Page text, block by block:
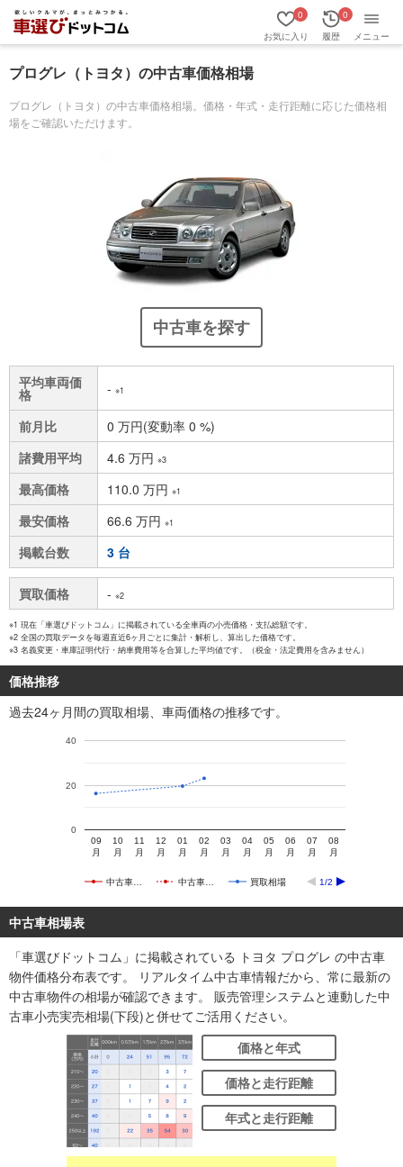
お気に入り
0
履歴
0
メニュー
プログレ（トヨタ）の中古車価格相場
プログレ（トヨタ）の中古車価格相場。価格・年式・走行距離に応じた価格相
場をご確認いただけます。
中古車を探す
平均車両価
格 - ※1
前月比
0 万円(変動率 0 %)
諸費用平均
4.6 万円 ※3
最高価格 110.0 万円 ※1
最安価格 66.6 万円 ※1
掲載台数 3 台
買取価格 - ※2
※1 現在「車選びドットコム」に掲載されている全車両の小売価格・支払総額です。
※2 全国の買取データを毎週直近6ヶ月ごとに集計・解析し、算出した価格です。
※3 名義変更・車庫証明代行・納車費用等を合算した平均値です。（税金・法定費用を含みません）
価格推移
過去24ヶ月間の買取相場、車両価格の推移です。
中古車… 中古車… 買取相場 1/2
09
月
10
月
11
月
12
月
01
月
02
月
03
月
04
月
05
月
06
月
07
月
08
月
0
20
40
中古車相場表
「車選びドットコム」に掲載されている トヨタ プログレ の中古車
物件価格分布表です。 リアルタイム中古車情報だから、常に最新の
中古車物件の相場が確認できます。 販売管理システムと連動した中
古車小売実売相場(下段)と併せてご活用ください。
価格と年式
価格と走行距離
年式と走行距離